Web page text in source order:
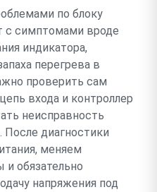
по блоку
с симптомами вроде
индикатора,
перегрева в
проверить сам
входа и контроллер
неисправность
После диагностики
меняем
обязательно
напряжения под